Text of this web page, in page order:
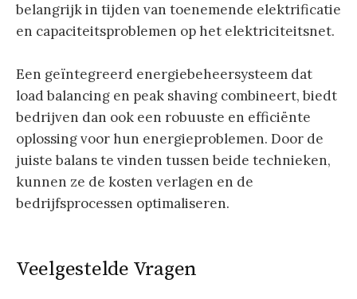
belangrijk in tijden van toenemende elektrificatie
en capaciteitsproblemen op het elektriciteitsnet.
Een geïntegreerd energiebeheersysteem dat
load balancing en peak shaving combineert, biedt
bedrijven dan ook een robuuste en efficiënte
oplossing voor hun energieproblemen. Door de
juiste balans te vinden tussen beide technieken,
kunnen ze de kosten verlagen en de
bedrijfsprocessen optimaliseren.
Veelgestelde Vragen